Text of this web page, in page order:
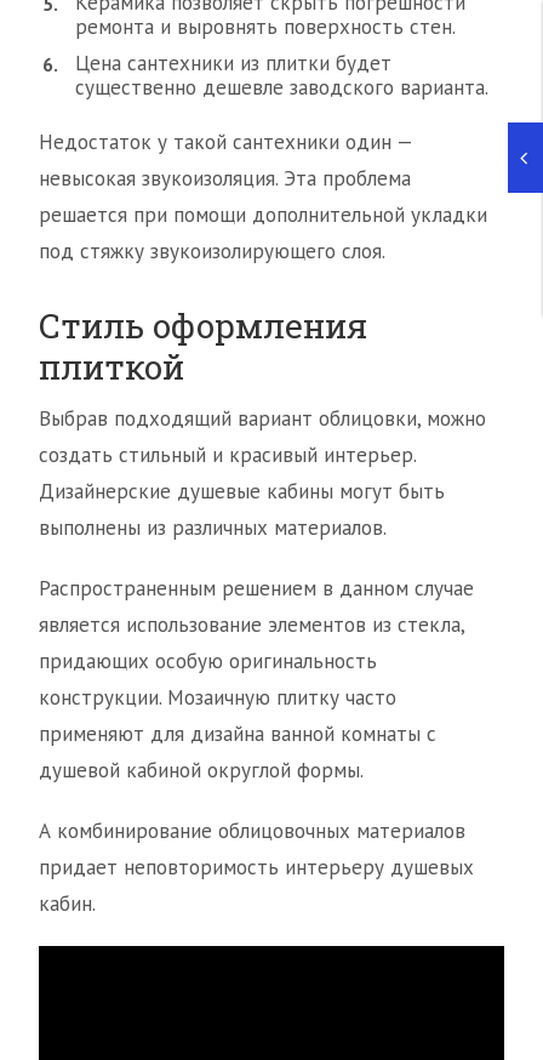
ремонта и выровнять поверхность стен.
Цена сантехники из плитки будет
существенно дешевле заводского варианта.
Недостаток у такой сантехники один —
невысокая звукоизоляция. Эта проблема
решается при помощи дополнительной укладки
под стяжку звукоизолирующего слоя.
Стиль оформления
плиткой
Выбрав подходящий вариант облицовки, можно
создать стильный и красивый интерьер.
Дизайнерские душевые кабины могут быть
выполнены из различных материалов.
Распространенным решением в данном случае
является использование элементов из стекла,
придающих особую оригинальность
конструкции. Мозаичную плитку часто
применяют для дизайна ванной комнаты с
душевой кабиной округлой формы.
А комбинирование облицовочных материалов
придает неповторимость интерьеру душевых
кабин.